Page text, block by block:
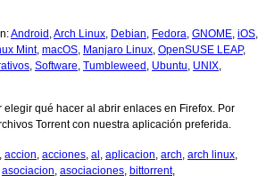
Android ,Arch Linux, Debian, Fedora, GNOME, iOS,
Mint, macOS, Manjaro Linux, OpenSUSE LEAP,
, Software, Tumbleweed , Ubuntu, UNIX,
elegir qué hacer al abrir enlaces en Firefox. Por
Torrent con nuestra aplicación preferida.
, accion, acciones, al , aplicacion, arch, arch linux,
asociacion, asociaciones, bittorrent,